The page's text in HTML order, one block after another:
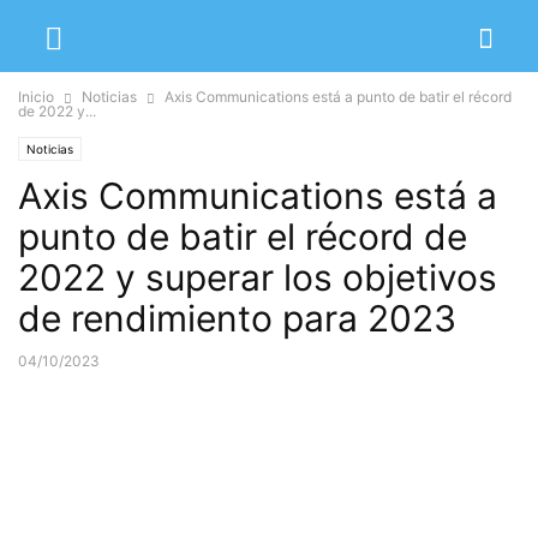
Inicio Noticias
Axis Communications está a punto de batir el récord
de 2022 y...
Noticias
Axis Communications está a
punto de batir el récord de
2022 y superar los objetivos
de rendimiento para 2023
04/10/2023